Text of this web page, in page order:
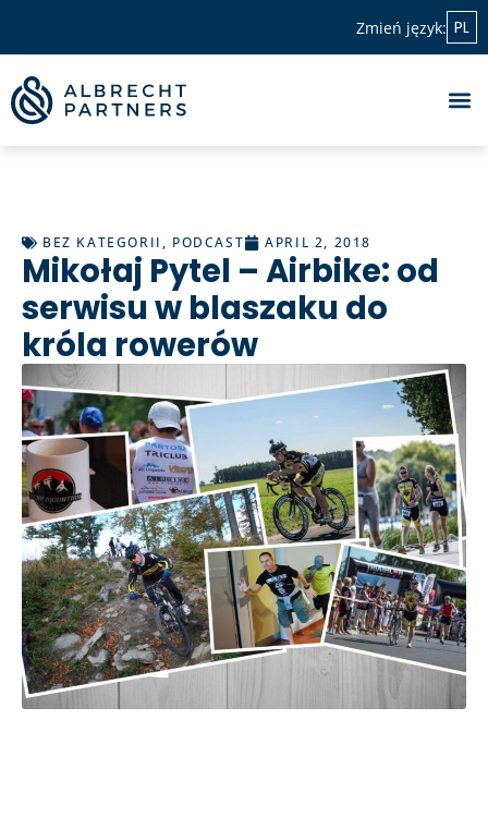
Zmień język: PL
BEZ KATEGORII , PODCAST APRIL 2, 2018
Mikołaj Pytel – Airbike: od
serwisu w blaszaku do
króla rowerów